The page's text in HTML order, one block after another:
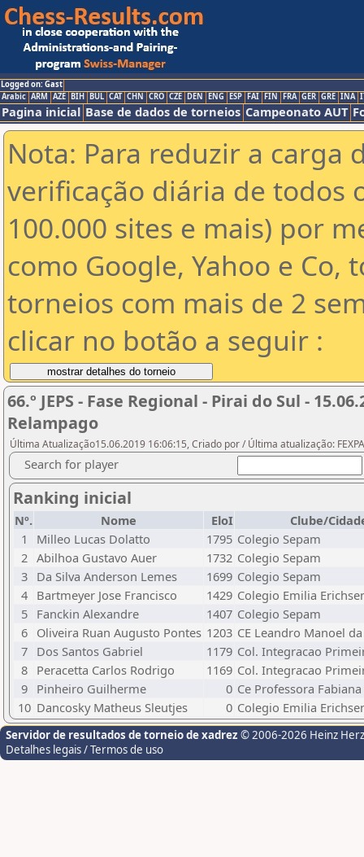
Logged on: Gast
Arabic ARM AZE BIH BUL CAT CHN CRO CZE DEN ENG ESP FAI FIN FRA GER GRE INA
Pagina inicial Base de dados de torneios Campeonato AUT
Nota: Para reduzir a carga
verificação diária de todos
100.000 sites e mais) por
como Google, Yahoo e Co,
torneios com mais de 2
clicar no botão a seguir :
66.º JEPS - Fase Regional - Pirai do Sul -
Relampago
Última Atualização15.06.2019 16:06:15, Criado por / Última atualização:
Search for player
Ranking inicial
Nº. Nome EloI
Clube/
1
Milleo Lucas Dolatto 1795 Colegio Sepam
2 Abilhoa Gustavo Auer 1732 Colegio Sepam
3
Da Silva Anderson Lemes 1699 Colegio Sepam
4
Bartmeyer Jose Francisco 1429 Colegio Emilia
5
Fanckin Alexandre 1407 Colegio Sepam
6
Oliveira Ruan Augusto Pontes 1203 CE Leandro Manoel
7
Dos Santos Gabriel 1179 Col. Integracao
8
Peracetta Carlos Rodrigo 1169 Col. Integracao
9
Pinheiro Guilherme 0 Ce Professora
10 Dancosky Matheus Sleutjes 0 Colegio Emilia
Servidor de resultados de torneio de xadrez © 2006-2026 Heinz
Detalhes legais / Termos de uso